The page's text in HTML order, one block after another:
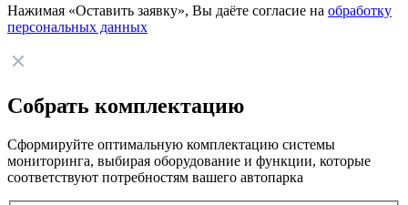
Нажимая «Оставить заявку», Вы даёте согласие на обработку
персональных данных
Собрать комплектацию
Сформируйте оптимальную комплектацию системы
мониторинга, выбирая оборудование и функции, которые
соответствуют потребностям вашего автопарка